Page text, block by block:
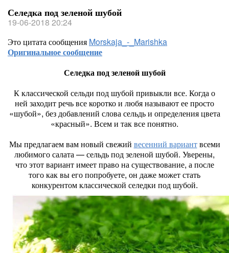
Селедка под зеленой шубой
19-06-2018 20:24
Это цитата сообщения Morskaja_-_Marishka
Оригинальное сообщение
Селедка под зеленой шубой
К классической сельди под шубой привыкли все. Когда о
ней заходит речь все коротко и любя называют ее просто
«шубой», без добавлений слова сельдь и определения цвета
«красный». Всем и так все понятно.
Мы предлагаем вам новый свежий весенний вариантвсеми
любимого салата — сельдь под зеленой шубой. Уверены,
что этот вариант имеет право на существование, а после
того как вы его попробуете, он даже может стать
конкурентом классической селедки под шубой.